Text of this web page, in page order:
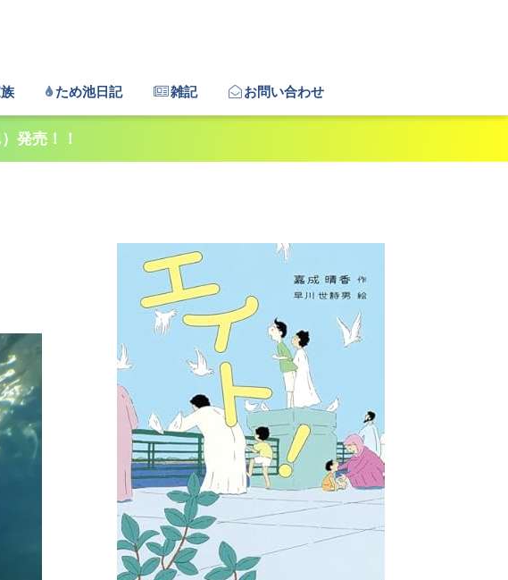
ため池日記 雑記 お問い合わせ
発売！！